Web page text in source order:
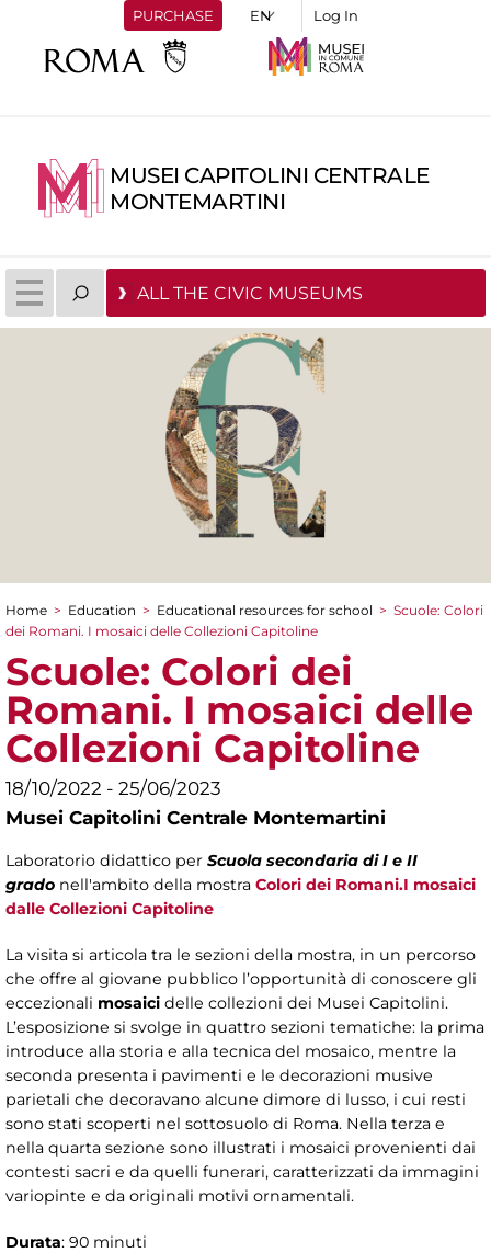
PURCHASE Log In
MUSEI CAPITOLINI CENTRALE
MONTEMARTINI
ALL THE CIVIC MUSEUMS
You are here
Home > Education > Educational resources for school > Scuole: Colori
dei Romani. I mosaici delle Collezioni Capitoline
Scuole: Colori dei
Romani. I mosaici delle
Collezioni Capitoline
18/10/2022 - 25/06/2023
Musei Capitolini Centrale Montemartini
Laboratorio didattico per Scuola secondaria di I e II
grado nell'ambito della mostra Colori dei Romani.I mosaici
dalle Collezioni Capitoline
La visita si articola tra le sezioni della mostra, in un percorso
che offre al giovane pubblico l’opportunità di conoscere gli
eccezionali mosaici delle collezioni dei Musei Capitolini.
L’esposizione si svolge in quattro sezioni tematiche: la prima
introduce alla storia e alla tecnica del mosaico, mentre la
seconda presenta i pavimenti e le decorazioni musive
parietali che decoravano alcune dimore di lusso, i cui resti
sono stati scoperti nel sottosuolo di Roma. Nella terza e
nella quarta sezione sono illustrati i mosaici provenienti dai
contesti sacri e da quelli funerari, caratterizzati da immagini
variopinte e da originali motivi ornamentali.
Durata: 90 minuti